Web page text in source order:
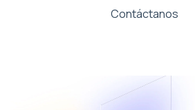
de Mostrar submenú de
Contáctanos